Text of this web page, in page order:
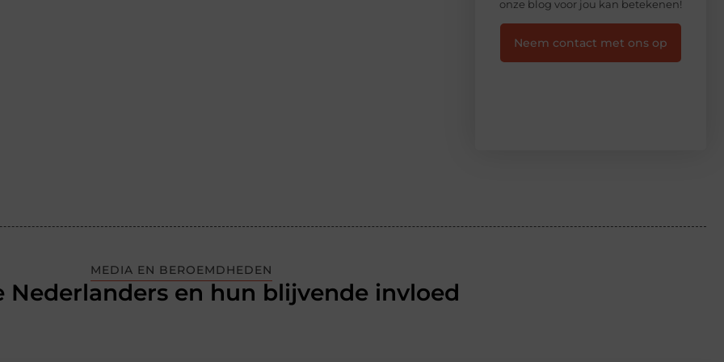
onze blog voor jou kan betekenen!
Neem contact met ons op
MEDIA EN BEROEMDHEDEN
Nederlanders en hun blijvende invloed